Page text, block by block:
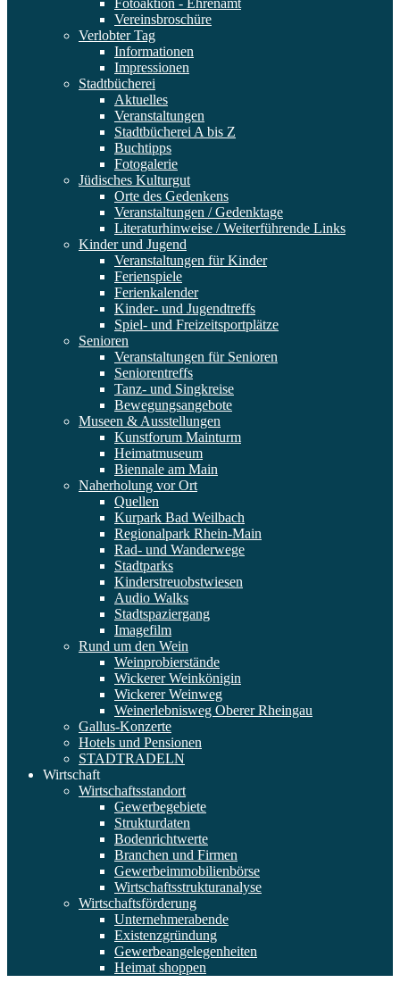
Fotoaktion - Ehrenamt
Vereinsbroschüre
Verlobter Tag
Informationen
Impressionen
Stadtbücherei
Aktuelles
Veranstaltungen
Stadtbücherei A bis Z
Buchtipps
Fotogalerie
Jüdisches Kulturgut
Orte des Gedenkens
Veranstaltungen / Gedenktage
Literaturhinweise / Weiterführende Links
Kinder und Jugend
Veranstaltungen für Kinder
Ferienspiele
Ferienkalender
Kinder- und Jugendtreffs
Spiel- und Freizeitsportplätze
Senioren
Veranstaltungen für Senioren
Seniorentreffs
Tanz- und Singkreise
Bewegungsangebote
Museen & Ausstellungen
Kunstforum Mainturm
Heimatmuseum
Biennale am Main
Naherholung vor Ort
Quellen
Kurpark Bad Weilbach
Regionalpark Rhein-Main
Rad- und Wanderwege
Stadtparks
Kinderstreuobstwiesen
Audio Walks
Stadtspaziergang
Imagefilm
Rund um den Wein
Weinprobierstände
Wickerer Weinkönigin
Wickerer Weinweg
Weinerlebnisweg Oberer Rheingau
Gallus-Konzerte
Hotels und Pensionen
STADTRADELN
Wirtschaft
Wirtschaftsstandort
Gewerbegebiete
Strukturdaten
Bodenrichtwerte
Branchen und Firmen
Gewerbeimmobilienbörse
Wirtschaftsstrukturanalyse
Wirtschaftsförderung
Unternehmerabende
Existenzgründung
Gewerbeangelegenheiten
Heimat shoppen